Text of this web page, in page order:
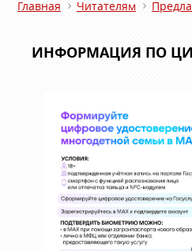
Главная Читателям
ИНФОРМАЦИЯ ПО